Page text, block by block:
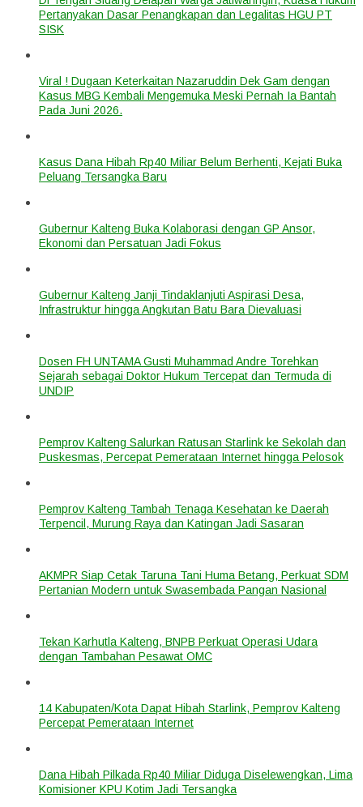
Pertanyakan Dasar Penangkapan dan Legalitas HGU PT
SISK
Viral ! Dugaan Keterkaitan Nazaruddin Dek Gam dengan
Kasus MBG Kembali Mengemuka Meski Pernah Ia Bantah
Pada Juni 2026.
Kasus Dana Hibah Rp40 Miliar Belum Berhenti, Kejati Buka
Peluang Tersangka Baru
Gubernur Kalteng Buka Kolaborasi dengan GP Ansor,
Ekonomi dan Persatuan Jadi Fokus
Gubernur Kalteng Janji Tindaklanjuti Aspirasi Desa,
Infrastruktur hingga Angkutan Batu Bara Dievaluasi
Dosen FH UNTAMA Gusti Muhammad Andre Torehkan
Sejarah sebagai Doktor Hukum Tercepat dan Termuda di
UNDIP
Pemprov Kalteng Salurkan Ratusan Starlink ke Sekolah dan
Puskesmas, Percepat Pemerataan Internet hingga Pelosok
Pemprov Kalteng Tambah Tenaga Kesehatan ke Daerah
Terpencil, Murung Raya dan Katingan Jadi Sasaran
AKMPR Siap Cetak Taruna Tani Huma Betang, Perkuat SDM
Pertanian Modern untuk Swasembada Pangan Nasional
Tekan Karhutla Kalteng, BNPB Perkuat Operasi Udara
dengan Tambahan Pesawat OMC
14 Kabupaten/Kota Dapat Hibah Starlink, Pemprov Kalteng
Percepat Pemerataan Internet
Dana Hibah Pilkada Rp40 Miliar Diduga Diselewengkan, Lima
Komisioner KPU Kotim Jadi Tersangka